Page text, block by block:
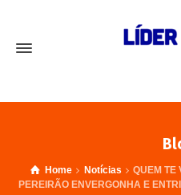
Home Notícias
QUEM TE
PEREIRÃO ENVERGONHA E